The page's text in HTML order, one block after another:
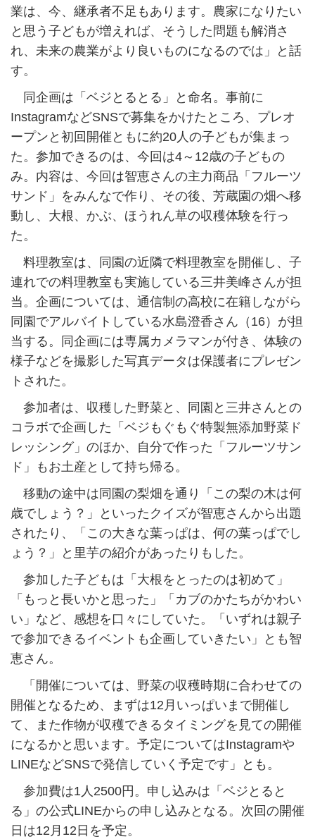
業は、今、継承者不足もあります。農家になりたい
と思う子どもが増えれば、そうした問題も解消さ
れ、未来の農業がより良いものになるのでは」と話
す。
同企画は「ベジとるとる」と命名。事前に
InstagramなどSNSで募集をかけたところ、プレオ
ープンと初回開催ともに約20人の子どもが集まっ
た。参加できるのは、今回は4～12歳の子どもの
み。内容は、今回は智恵さんの主力商品「フルーツ
サンド」をみんなで作り、その後、芳蔵園の畑へ移
動し、大根、かぶ、ほうれん草の収穫体験を行っ
た。
料理教室は、同園の近隣で料理教室を開催し、子
連れでの料理教室も実施している三井美峰さんが担
当。企画については、通信制の高校に在籍しながら
同園でアルバイトしている水島澄香さん（16）が担
当する。同企画には専属カメラマンが付き、体験の
様子などを撮影した写真データは保護者にプレゼン
トされた。
参加者は、収穫した野菜と、同園と三井さんとの
コラボで企画した「ベジもぐもぐ特製無添加野菜ド
レッシング」のほか、自分で作った「フルーツサン
ド」もお土産として持ち帰る。
移動の途中は同園の梨畑を通り「この梨の木は何
歳でしょう？」といったクイズが智恵さんから出題
されたり、「この大きな葉っぱは、何の葉っぱでし
ょう？」と里芋の紹介があったりもした。
参加した子どもは「大根をとったのは初めて」
「もっと長いかと思った」「カブのかたちがかわい
い」など、感想を口々にしていた。「いずれは親子
で参加できるイベントも企画していきたい」とも智
恵さん。
「開催については、野菜の収穫時期に合わせての
開催となるため、まずは12月いっぱいまで開催し
て、また作物が収穫できるタイミングを見ての開催
になるかと思います。予定についてはInstagramや
LINEなどSNSで発信していく予定です」とも。
参加費は1人2500円。申し込みは「ベジとると
る」の公式LINEからの申し込みとなる。次回の開催
日は12月12日を予定。